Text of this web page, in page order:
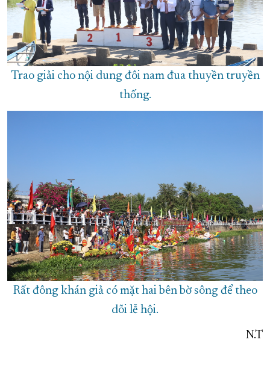
Trao giải cho nội dung đôi nam đua thuyền truyền
thống.
Rất đông khán giả có mặt hai bên bờ sông để theo
dõi lễ hội.
N.T